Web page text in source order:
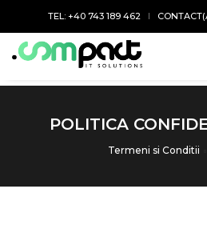
TEL: +40 743 189 462
POLITICA
Termeni si Conditii